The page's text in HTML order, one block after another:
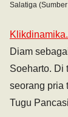
Salatiga
Diam
Soeharto. Di
seorang pria
Tugu